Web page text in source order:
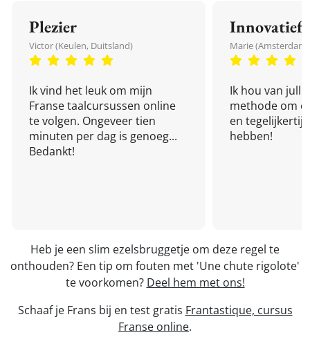
Plezier
Victor (Keulen, Duitsland)
Ik vind het leuk om mijn
Franse taalcursussen online
te volgen. Ongeveer tien
minuten per dag is genoeg...
Bedankt!
Innovatief
Marie
Ik hou van
methode om
en
hebben!
Heb je een slim ezelsbruggetje om deze regel te
onthouden? Een tip om fouten met 'Une chute rigolote'
te voorkomen? Deel hem met ons!
Schaaf je Frans bij en test gratis Frantastique, cursus
Franse online.